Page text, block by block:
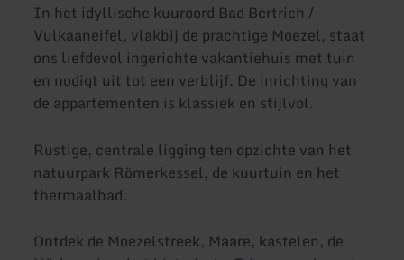
In het idyllische kuuroord Bad Bertrich /
Vulkaaneifel, vlakbij de prachtige Moezel, staat
ons liefdevol ingerichte vakantiehuis met tuin
en nodigt uit tot een verblijf. De inrichting van
de appartementen is klassiek en stijlvol.
Rustige, centrale ligging ten opzichte van het
natuurpark Römerkessel, de kuurtuin en het
thermaalbad.
Ontdek de Moezelstreek, Maare, kastelen, de